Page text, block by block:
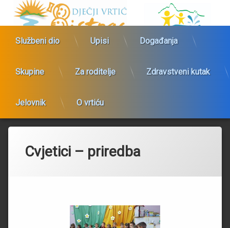
Preskoči
sadržaj
Dječji vrtić Bistrac
Službeni dio Upisi Događanja
Skupine Za roditelje Zdravstveni kutak
Jelovnik O vrtiću
Cvjetici – priredba